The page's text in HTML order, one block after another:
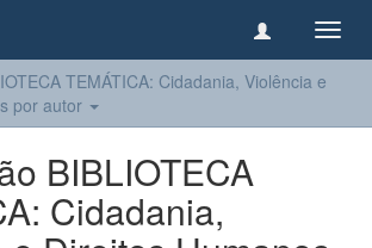
TEMÁTICA: Cidadania, Violência e
por autor
BIBLIOTECA
Cidadania,